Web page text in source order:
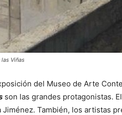
Viñas
del Museo de Arte
son las grandes protagonistas.
También, los artistas